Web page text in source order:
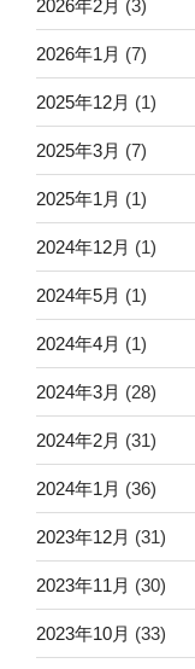
2026年2月 (3)
2026年1月 (7)
2025年12月 (1)
2025年3月 (7)
2025年1月 (1)
2024年12月 (1)
2024年5月 (1)
2024年4月 (1)
2024年3月 (28)
2024年2月 (31)
2024年1月 (36)
2023年12月 (31)
2023年11月 (30)
2023年10月 (33)